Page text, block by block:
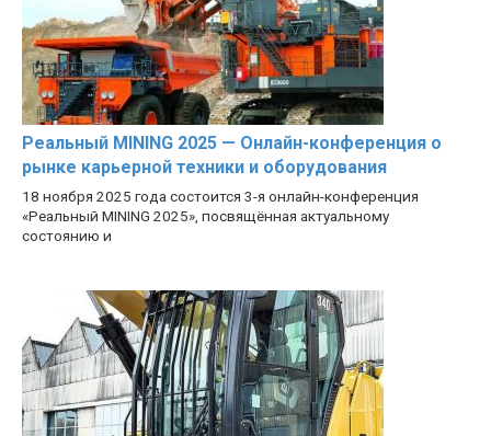
Реальный MINING 2025 — Онлайн-конференция о
рынке карьерной техники и оборудования
18 ноября 2025 года состоится 3-я онлайн-конференция
«Реальный MINING 2025», посвящённая актуальному
состоянию и